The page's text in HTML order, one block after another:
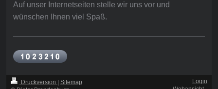
Auf unser Internetseiten stelle wir uns vor und
wünschen Ihnen viel Spaß.
Druckversion | Sitemap
Login